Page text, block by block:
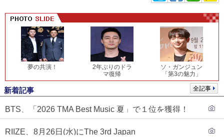
夢の共演！
2年ぶりのドラ
マ復帰
ソ・ガンジュン
「第3の魅力」
全記事
新着記事
BTS、「2026 TMA Best Music 夏」で１位を獲得！
RIIZE、8月26日(水)にThe 3rd Japan